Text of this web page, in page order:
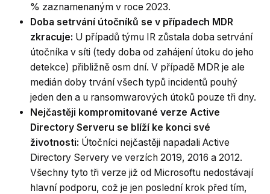
% zaznamenaným v roce 2023.
Doba setrvání útočníků se v případech MDR
zkracuje: U případů týmu IR zůstala doba setrvání
útočníka v síti (tedy doba od zahájení útoku do jeho
detekce) přibližně osm dní. V případě MDR je ale
medián doby trvání všech typů incidentů pouhý
jeden den a u ransomwarových útoků pouze tři dny.
Nejčastěji kompromitované verze Active
Directory Serveru se blíží ke konci své
životnosti: Útočníci nejčastěji napadali Active
Directory Servery ve verzích 2019, 2016 a 2012.
Všechny tyto tři verze již od Microsoftu nedostávají
hlavní podporu, což je jen poslední krok před tím,